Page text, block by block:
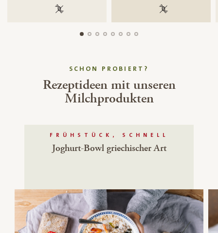
100 % gentechnikfrei 100 %
SCHON PROBIERT?
Rezeptideen mit unseren
Milchprodukten
FRÜHSTÜCK, SCHNELL
Joghurt-Bowl griechischer Art